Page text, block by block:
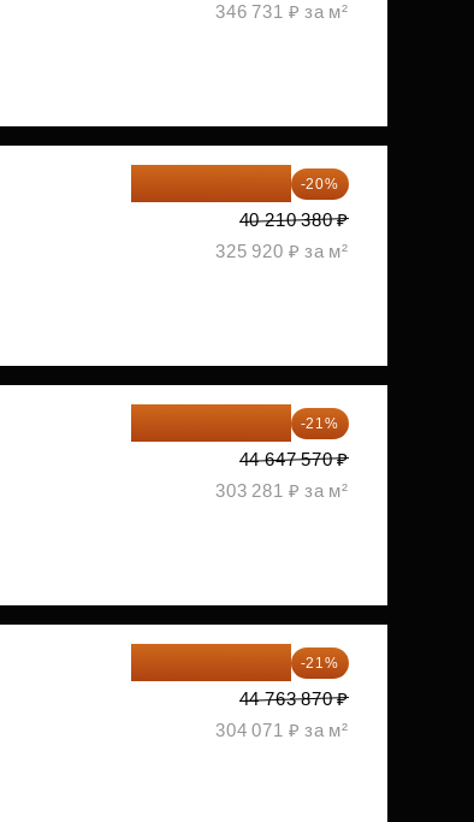
346 731 ₽ за м²
-20%
40 210 380 ₽
325 920 ₽ за м²
-21%
44 647 570 ₽
303 281 ₽ за м²
-21%
44 763 870 ₽
304 071 ₽ за м²